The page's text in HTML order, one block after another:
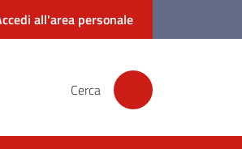
all'area personale
Cerca